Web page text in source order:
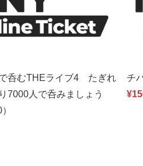
呑むTHEライブ4 たぎれ
7000人で呑みましょう
チ